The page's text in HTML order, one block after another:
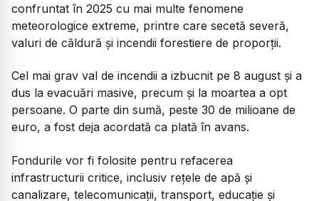
confruntat în 2025 cu mai multe fenomene
meteorologice extreme, printre care secetă severă,
valuri de căldură și incendii forestiere de proporții.
Cel mai grav val de incendii a izbucnit pe 8 august și a
dus la evacuări masive, precum și la moartea a opt
persoane. O parte din sumă, peste 30 de milioane de
euro, a fost deja acordată ca plată în avans.
Fondurile vor fi folosite pentru refacerea
infrastructurii critice, inclusiv rețele de apă și
canalizare, telecomunicații, transport, educație și